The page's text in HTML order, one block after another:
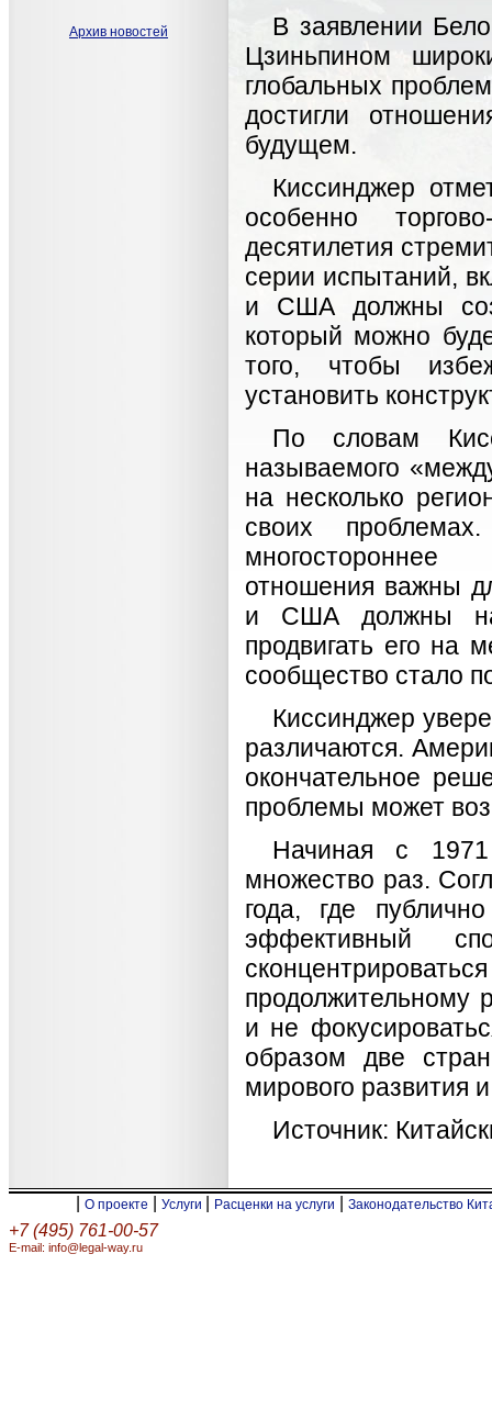
Архив новостей
В заявлении
Цзиньпином
глобальных
достигли
будущем.
Киссинджер
особенно
десятилетия
серии испытаний,
и США должны
который можно
того, чтобы
установить
По словам
называемого
на несколько
своих
многостороннее
отношения важны
и США должны
продвигать его на
сообщество стало
Киссинджер
различаются.
окончательное
проблемы может
Начиная с
множество раз.
года, где
эффективный
продолжительному
и не
образом две
мирового развития
Источник:
О проекте Услуги Расценки на услуги Законодательство
+7 (495) 761-00-57
E-mail: info@legal-way.ru